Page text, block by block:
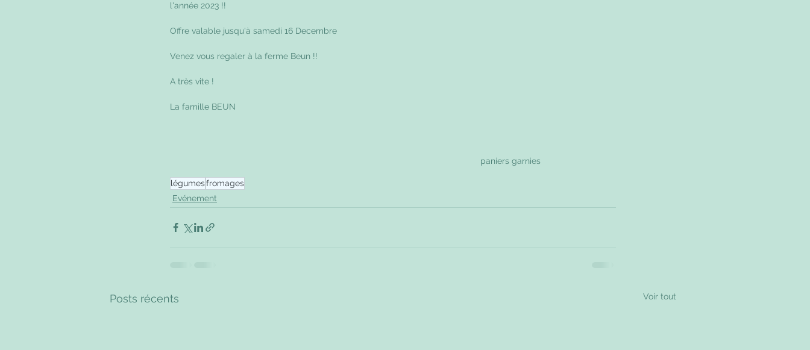
paniers garnies
l'année 2023 !!
Offre valable jusqu'à samedi 16 Decembre
Venez vous regaler à la ferme Beun !!
A très vite !
La famille BEUN
légumesfromages
Evénement
Posts récents Voir tout